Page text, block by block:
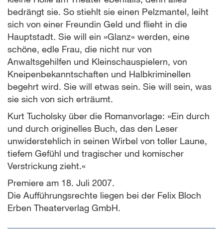
bedrängt sie. So stiehlt sie einen Pelzmantel, leiht
sich von einer Freundin Geld und flieht in die
Hauptstadt. Sie will ein »Glanz« werden, eine
schöne, edle Frau, die nicht nur von
Anwaltsgehilfen und Kleinschauspielern, von
Kneipenbekanntschaften und Halbkriminellen
begehrt wird. Sie will etwas sein. Sie will sein, was
sie sich von sich erträumt.
Kurt Tucholsky über die Romanvorlage: »Ein durch
und durch originelles Buch, das den Leser
unwiderstehlich in seinen Wirbel von toller Laune,
tiefem Gefühl und tragischer und komischer
Verstrickung zieht.«
Premiere am 18. Juli 2007.
Die Aufführungsrechte liegen bei der Felix Bloch
Erben Theaterverlag GmbH.